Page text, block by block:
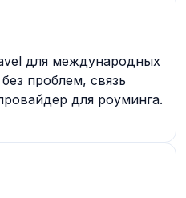
для международных
проблем, связь
для роуминга.